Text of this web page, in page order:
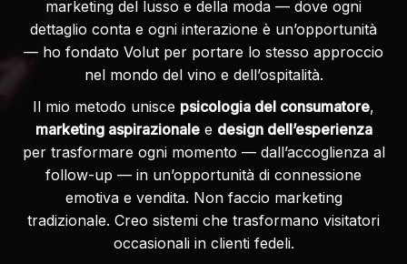
marketing del lusso e della moda — dove ogni
dettaglio conta e ogni interazione è un’opportunità
— ho fondato Volut per portare lo stesso approccio
nel mondo del vino e dell’ospitalità.
Il mio metodo unisce psicologia del consumatore,
marketing aspirazionalee design dell’esperienza
per trasformare ogni momento — dall’accoglienza al
follow-up — in un’opportunità di connessione
emotiva e vendita. Non faccio marketing
tradizionale. Creo sistemi che trasformano visitatori
occasionali in clienti fedeli.